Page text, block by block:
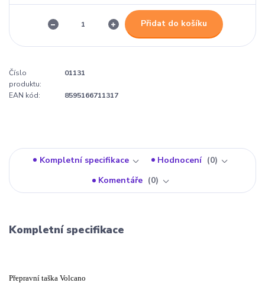
Přidat do košíku
Číslo
produktu:
01131
EAN kód: 8595166711317
Kompletní specifikace Hodnocení
0
Komentáře
0
Kompletní specifikace
Přepravní taška Volcano